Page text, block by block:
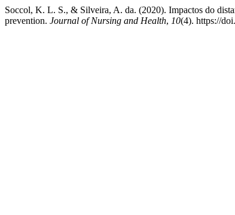
Soccol, K. L. S., & Silveira, A. da. (2020). Impactos do
prevention. Journal of Nursing and Health, 10(4). https://